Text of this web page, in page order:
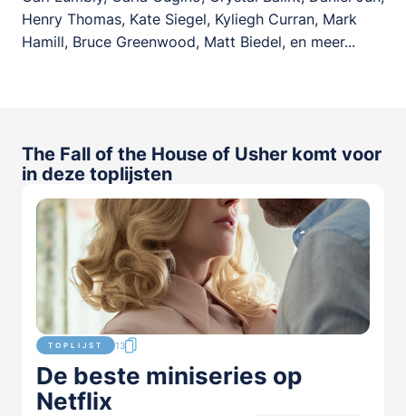
Henry Thomas, Kate Siegel, Kyliegh Curran, Mark
Hamill, Bruce Greenwood, Matt Biedel, en meer...
The Fall of the House of Usher komt voor
in deze toplijsten
TOPLIJST 13
De beste miniseries op
Netflix